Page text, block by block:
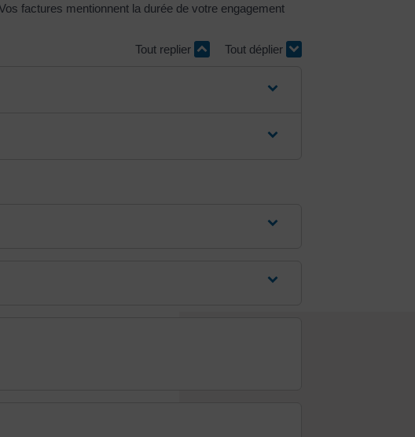
factures mentionnent la durée de votre engagement
Tout replier
Tout déplier